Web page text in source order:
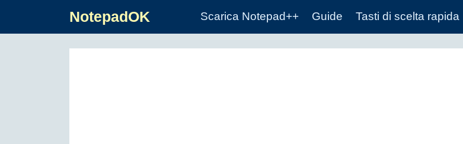
NotepadOK Scarica Notepad++ Guide Tasti di scelta rapida